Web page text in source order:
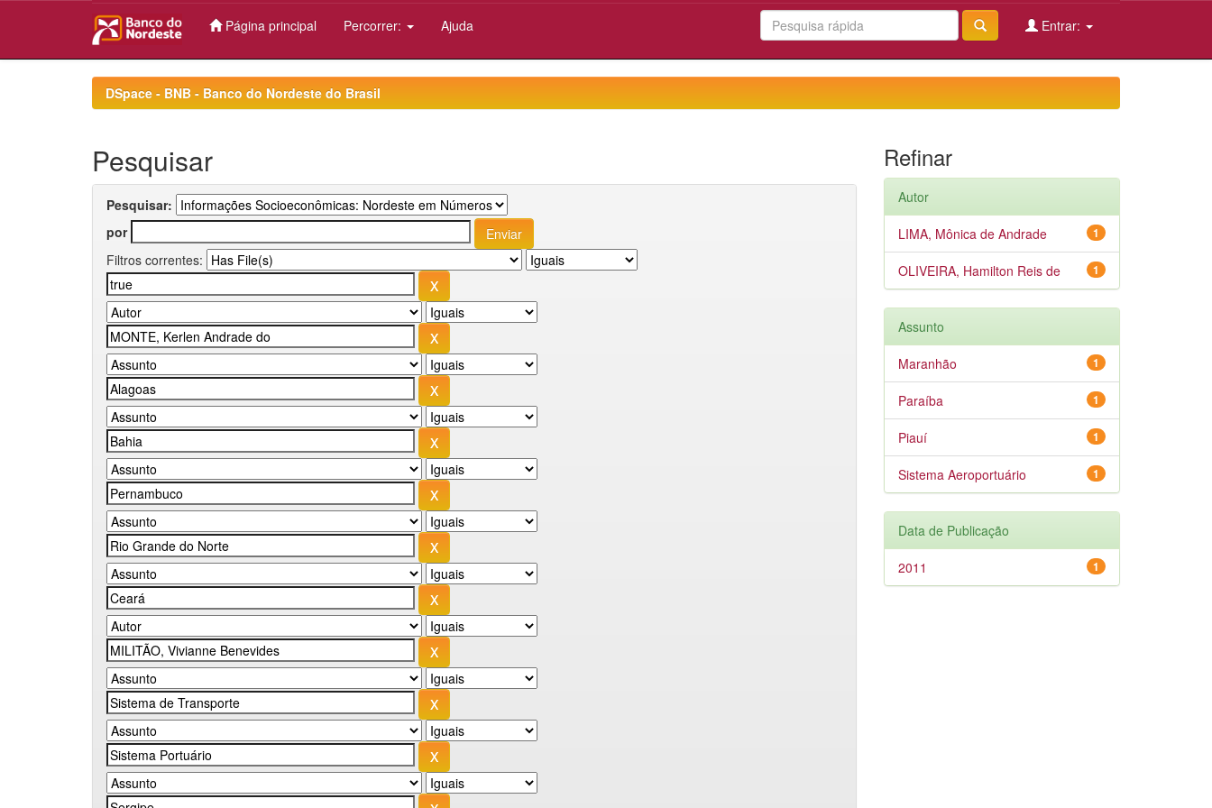
Página principal Percorrer: Ajuda Entrar:
DSpace - BNB - Banco do Nordeste do Brasil
Pesquisar
Pesquisar:
por
Filtros correntes:
Refinar
Autor
1
LIMA, Mônica de Andrade
1
OLIVEIRA, Hamilton Reis de
Assunto
1
Maranhão
1
Paraíba
1
Piauí
1
Sistema Aeroportuário
Data de Publicação
1
2011